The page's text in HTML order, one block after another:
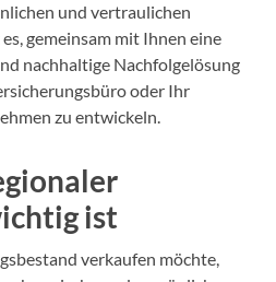
und vertraulichen
gemeinsam mit Ihnen eine
nachhaltige Nachfolgelösung
oder Ihr
zu entwickeln.
ist
verkaufen möchte,